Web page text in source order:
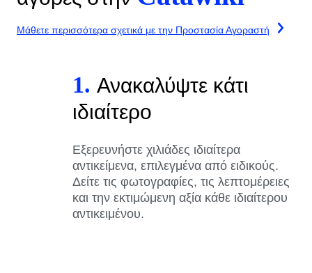
Μάθετε περισσότερα σχετικά με την Προστασία Αγοραστή
1. Ανακαλύψτε κάτι
ιδιαίτερο
Εξερευνήστε χιλιάδες ιδιαίτερα
αντικείμενα, επιλεγμένα από ειδικούς.
Δείτε τις φωτογραφίες, τις λεπτομέρειες
και την εκτιμώμενη αξία κάθε ιδιαίτερου
αντικειμένου.